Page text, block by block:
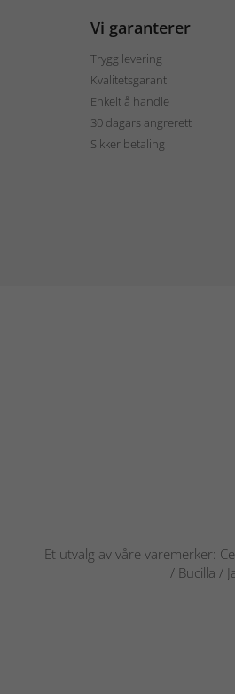
Vi garanterer
Trygg levering
Kvalitetsgaranti
Enkelt å handle
30 dagars angrerett
Sikker betaling
Et utvalg av våre varemerker:
/ Bucilla /